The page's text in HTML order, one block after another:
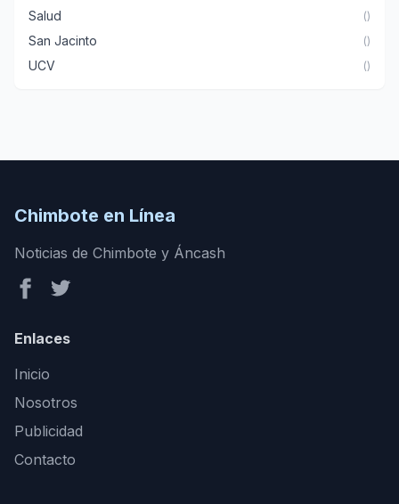
Salud ()
San Jacinto ()
UCV ()
Chimbote en Línea
Noticias de Chimbote y Áncash
Enlaces
Inicio
Nosotros
Publicidad
Contacto